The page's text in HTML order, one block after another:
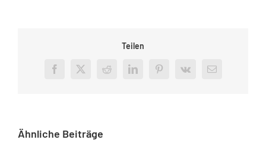
Teilen
Facebook
X RedditLinkedInPinterest
Vk
E-
Ähnliche Beiträge